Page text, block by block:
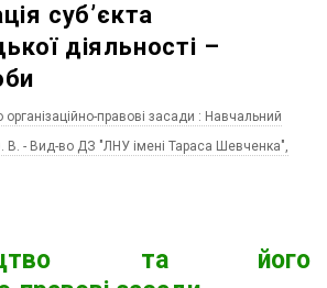
суб’єкта
діяльності –
правові засади : Навчальний
В. - Вид-во ДЗ "ЛНУ імені Тараса Шевченка",
та його